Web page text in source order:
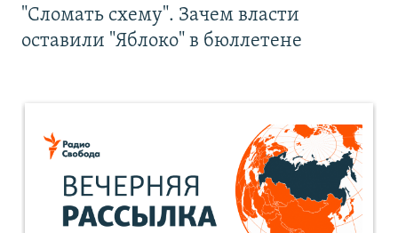
"Сломать схему". Зачем власти
оставили "Яблоко" в бюллетене